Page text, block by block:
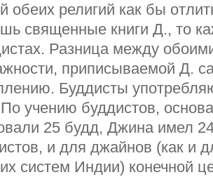
обеих религий как бы
священные книги Д., то
Разница между
приписываемой Д.
Буддисты
учению буддистов,
25 будд, Джина имел
и для джайнов (как и
систем Индии) конечной